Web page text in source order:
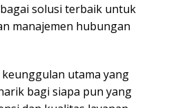
solusi terbaik untuk
manajemen hubungan
utama yang
bagi siapa pun yang